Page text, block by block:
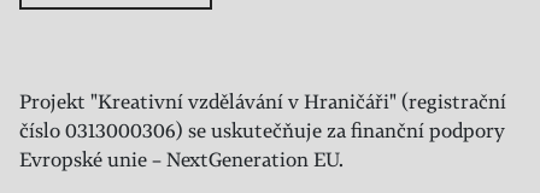
Projekt "Kreativní vzdělávání v Hraničáři" (registrační
číslo 0313000306) se uskutečňuje za finanční podpory
Evropské unie – NextGeneration EU.